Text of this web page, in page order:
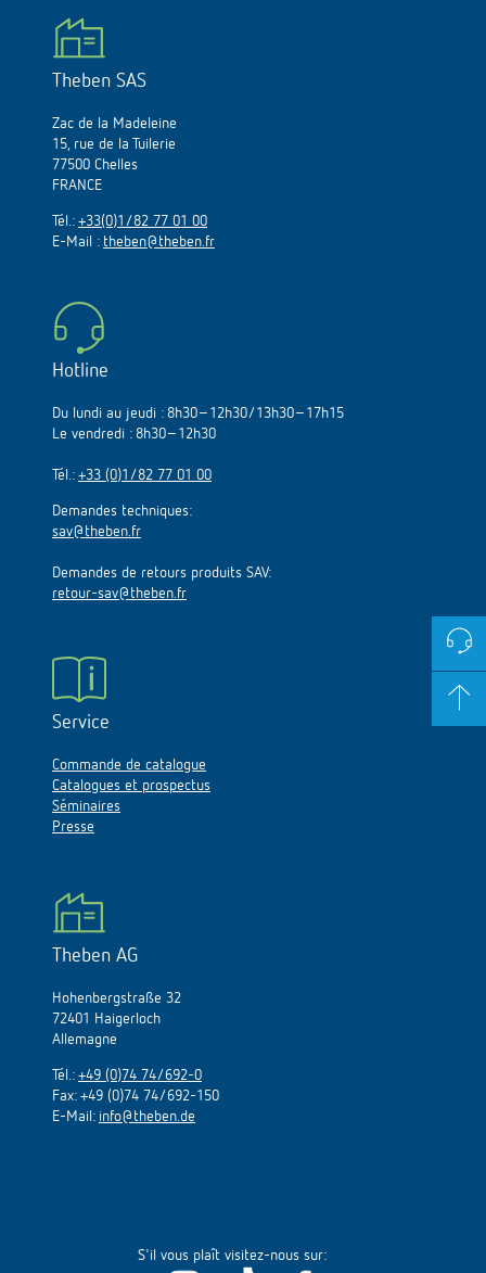
Theben SAS
Zac de la Madeleine
15, rue de la Tuilerie
77500 Chelles
FRANCE
Tél.: +33(0)1/82 77 01 00
E-Mail : theben@theben.fr
Hotline
Du lundi au jeudi : 8h30–12h30/13h30–17h15
Le vendredi : 8h30–12h30
Tél.: +33 (0)1/82 77 01 00
Demandes techniques:
sav@theben.fr
Demandes de retours produits SAV:
retour-sav@theben.fr
Service
Commande de catalogue
Catalogues et prospectus
Séminaires
Presse
Theben AG
Hohenbergstraße 32
72401 Haigerloch
Allemagne
Tél.: +49 (0)74 74/692-0
Fax: +49 (0)74 74/692-150
E-Mail: info@theben.de
S'il vous plaît visitez-nous sur: